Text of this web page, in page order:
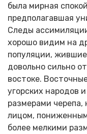
была мирная
предполагавшая
Следы
хорошо видим на
популяции,
довольно сильно
востоке.
угорских народов
размерами
лицом,
более мелкими